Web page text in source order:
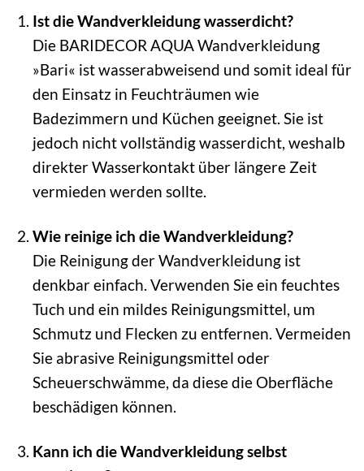
Ist die Wandverkleidung wasserdicht?
Die BARIDECOR AQUA Wandverkleidung
»Bari« ist wasserabweisend und somit ideal für
den Einsatz in Feuchträumen wie
Badezimmern und Küchen geeignet. Sie ist
jedoch nicht vollständig wasserdicht, weshalb
direkter Wasserkontakt über längere Zeit
vermieden werden sollte.
Wie reinige ich die Wandverkleidung?
Die Reinigung der Wandverkleidung ist
denkbar einfach. Verwenden Sie ein feuchtes
Tuch und ein mildes Reinigungsmittel, um
Schmutz und Flecken zu entfernen. Vermeiden
Sie abrasive Reinigungsmittel oder
Scheuerschwämme, da diese die Oberfläche
beschädigen können.
Kann ich die Wandverkleidung selbst